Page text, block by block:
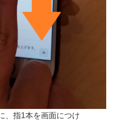
、指1本を画面につけ